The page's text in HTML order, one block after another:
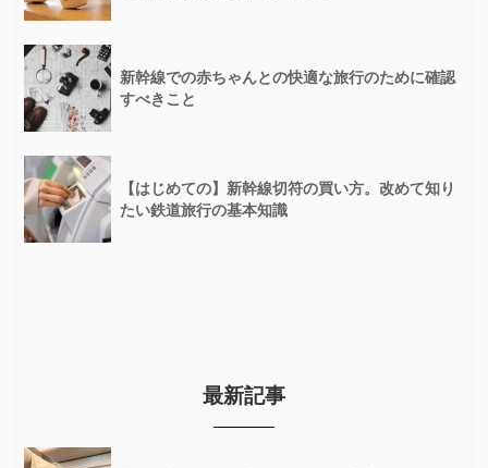
新幹線での赤ちゃんとの快適な旅行のために確認
すべきこと
【はじめての】新幹線切符の買い方。改めて知り
たい鉄道旅行の基本知識
最新記事